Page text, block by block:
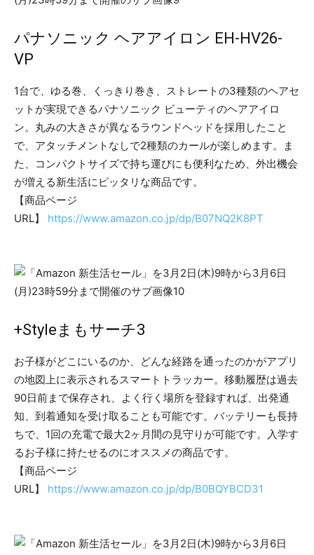
パナソニック ヘアアイロン EH-HV26-
VP
1台で、ゆる巻、くっきり巻き、ストレートの3種類のヘアセ
ットが実現できるパナソニック ビューティのヘアアイロ
ン。丸みの大きさが異なるラウンドヘッドを採用したこと
で、アタッチメントなしで2種類のカールが楽しめます。ま
た、コンパクトサイズで持ち運びにも便利なため、外出機会
が増える新生活にピッタリな商品です。
【商品ページ
URL】 https://www.amazon.co.jp/dp/B07NQ2K8PT
+Styleまもサーチ3
お子様がどこにいるのか、どんな経路を通ったのかがアプリ
の地図上に表示されるスマートトラッカー。移動履歴は過去
90日前まで保存され、よく行く場所を登録すれば、出発通
知、到着通知を受け取ることも可能です。バッテリーも長持
ちで、1回の充電で最大2ヶ月間の見守りが可能です。入学す
るお子様に持たせるのにオススメの商品です。
【商品ページ
URL】 https://www.amazon.co.jp/dp/B0BQYBCD31